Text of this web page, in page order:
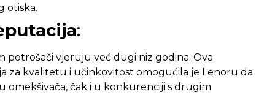
otiska.
:
potrošači vjeruju već dugi niz godina. Ova
za kvalitetu i učinkovitost omogućila je Lenoru da
omekšivača, čak i u konkurenciji s drugim